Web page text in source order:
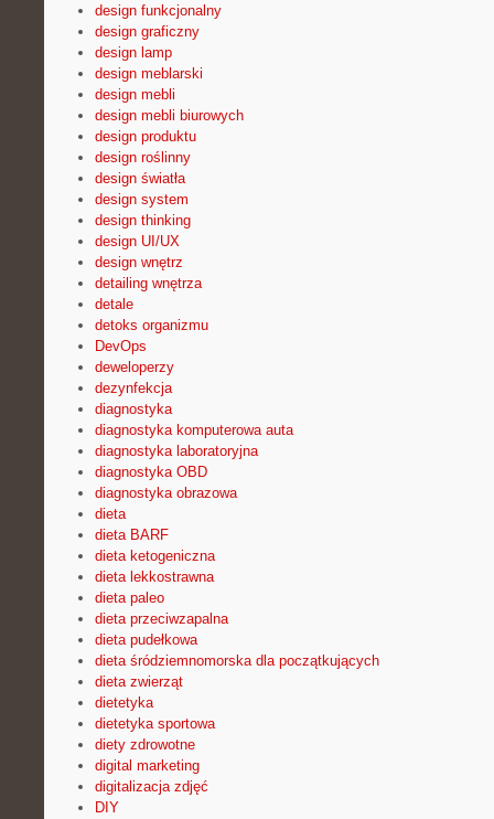
design funkcjonalny
design graficzny
design lamp
design meblarski
design mebli
design mebli biurowych
design produktu
design roślinny
design światła
design system
design thinking
design UI/UX
design wnętrz
detailing wnętrza
detale
detoks organizmu
DevOps
deweloperzy
dezynfekcja
diagnostyka
diagnostyka komputerowa auta
diagnostyka laboratoryjna
diagnostyka OBD
diagnostyka obrazowa
dieta
dieta BARF
dieta ketogeniczna
dieta lekkostrawna
dieta paleo
dieta przeciwzapalna
dieta pudełkowa
dieta śródziemnomorska dla początkujących
dieta zwierząt
dietetyka
dietetyka sportowa
diety zdrowotne
digital marketing
digitalizacja zdjęć
DIY